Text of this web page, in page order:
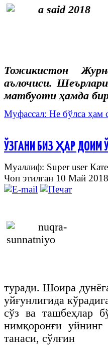
Тожикистон
аълочиси.
матбуоти ҳамда
Муфассал: Не бўлса ҳам
ЎЗГАНИ БИЗ ҲАР ДОИМ
Муаллиф: Super user
Чоп этилган 10 Май 2018
туради. Шоира
уйғунлигида
сўз ва ташбеҳлар
нимқоронғи уйнинг
танаси, сўлғин